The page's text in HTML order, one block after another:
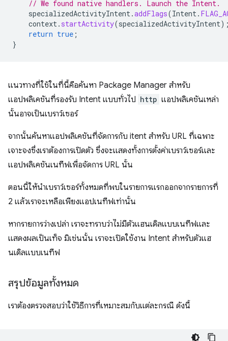
// We found native handlers. Launch the Intent.
specializedActivityIntent.addFlags(Intent.
context. startActivity(specializedActivityIntent
return true ;
}
แนวทางที่ใช้ในที่นี้คือค้นหา Package Manager สําหรับ
แอปพลิเคชันที่รองรับ Intent แบบทั่วไป http แอปพลิเคชันเหล่า
นั้นอาจเป็นเบราว์เซอร์
จากนั้นค้นหาแอปพลิเคชันที่จัดการกับ itent สำหรับ URL ที่เฉพาะ
เจาะจงซึ่งเราต้องการเปิดตัว ซึ่งจะแสดงทั้งการตั้งค่าเบราว์เซอร์และ
แอปพลิเคชันเนทีฟเพื่อจัดการ URL นั้น
ตอนนี้ให้นําเบราว์เซอร์ทั้งหมดที่พบในรายการแรกออกจากรายการที่
2 แล้วเราจะเหลือเพียงแอปเนทีฟเท่านั้น
หากรายการว่างเปล่า เราจะทราบว่าไม่มีตัวแฮนเดิลแบบเนทีฟและ
แสดงผลเป็นเท็จ มิเช่นนั้น เราจะเปิดใช้งาน Intent สําหรับตัวแฮ
นเดิลแบบเนทีฟ
สรุปข้อมูลทั้งหมด
เราต้องตรวจสอบว่าใช้วิธีการที่เหมาะสมกับแต่ละกรณี ดังนี้